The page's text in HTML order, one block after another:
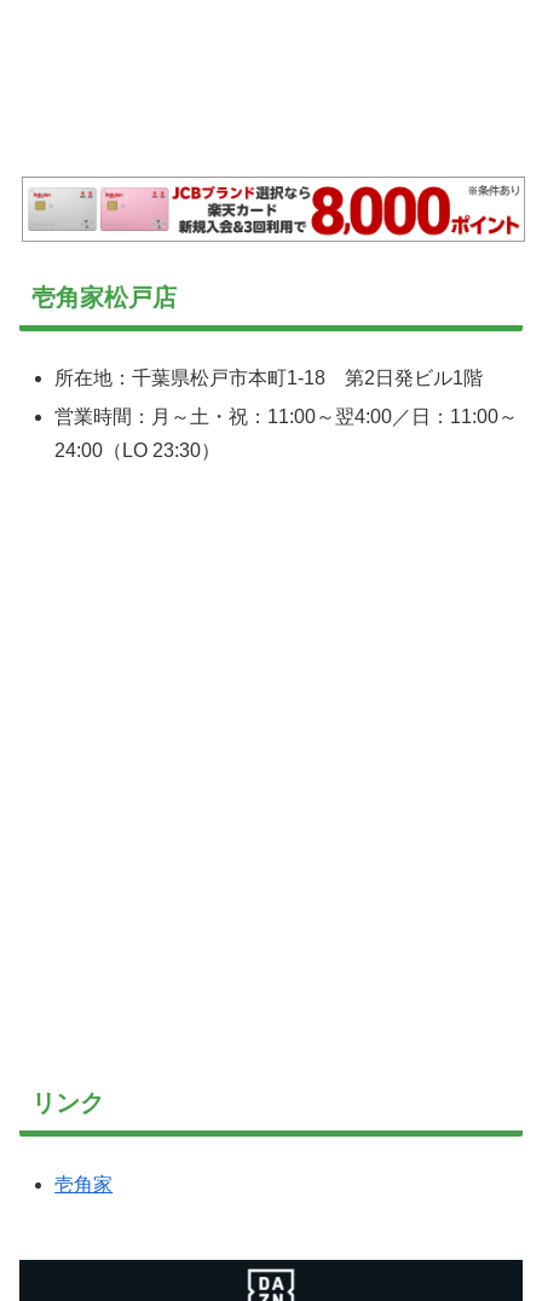
壱角家松戸店
所在地：千葉県松戸市本町1-18 第2日発ビル1階
営業時間：月～土・祝：11:00～翌4:00／日：11:00～
24:00（LO 23:30）
リンク
壱角家